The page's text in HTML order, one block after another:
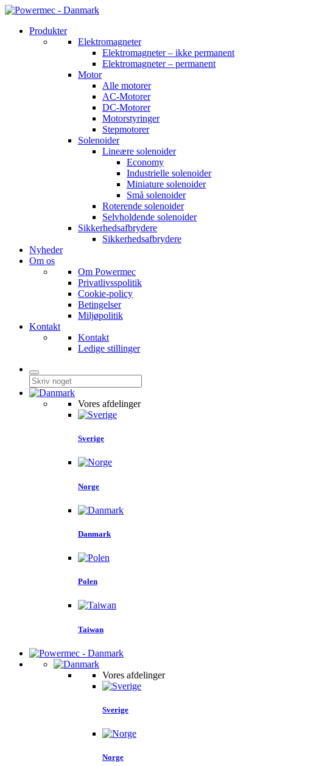
Produkter
Elektromagneter
Elektromagneter – ikke permanent
Elektromagneter – permanent
Motor
Alle motorer
AC-Motorer
DC-Motorer
Motorstyringer
Stepmotorer
Solenoider
Lineære solenoider
Economy
Industrielle solenoider
Miniature solenoider
Små solenoider
Roterende solenoider
Selvholdende solenoider
Sikkerhedsafbrydere
Sikkerhedsafbrydere
Nyheder
Om os
Om Powermec
Privatlivsspolitik
Cookie-policy
Betingelser
Miljøpolitik
Kontakt
Kontakt
Ledige stillinger
Vores afdelinger
Sverige
Norge
Danmark
Polen
Taiwan
Vores afdelinger
Sverige
Norge